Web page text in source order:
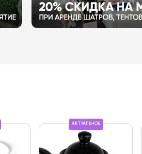
АКТУАЛЬНОЕ